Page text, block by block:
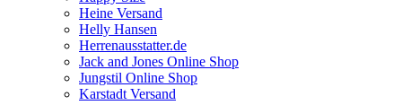
Heine Versand
Helly Hansen
Herrenausstatter.de
Jack and Jones Online Shop
Jungstil Online Shop
Karstadt Versand